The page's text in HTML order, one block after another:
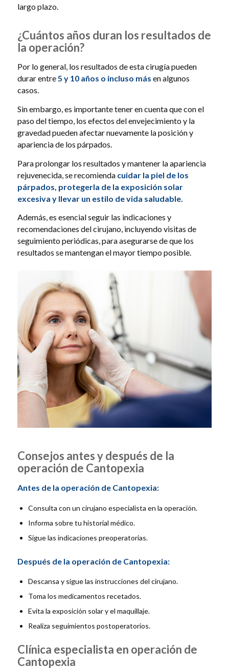
largo plazo.
¿Cuántos años duran los resultados de
la operación?
Por lo general, los resultados de esta cirugía pueden
durar entre5 y 10 años o incluso más en algunos
casos.
Sin embargo, es importante tener en cuenta que con el
paso del tiempo, los efectos del envejecimiento y la
gravedad pueden afectar nuevamente la posición y
apariencia de los párpados.
Para prolongar los resultados y mantener la apariencia
rejuvenecida, se recomienda cuidar la piel de los
párpados, protegerla de la exposición solar
excesiva y llevar un estilo de vida saludable.
Además, es esencial seguir las indicaciones y
recomendaciones del cirujano, incluyendo visitas de
seguimiento periódicas, para asegurarse de que los
resultados se mantengan el mayor tiempo posible.
Consejos antes y después de la
operación de Cantopexia
Antes de la operación de Cantopexia:
Consulta con un cirujano especialista en la operación.
Informa sobre tu historial médico.
Sigue las indicaciones preoperatorias.
Después de la operación de Cantopexia:
Descansa y sigue las instrucciones del cirujano.
Toma los medicamentos recetados.
Evita la exposición solar y el maquillaje.
Realiza seguimientos postoperatorios.
Clínica especialista en operación de
Cantopexia